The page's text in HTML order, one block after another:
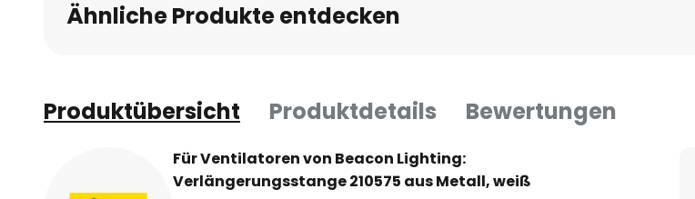
Ähnliche Produkte entdecken
Produktübersicht Produktdetails Bewertungen
Für Ventilatoren von Beacon Lighting:
Verlängerungsstange 210575 aus Metall, weiß